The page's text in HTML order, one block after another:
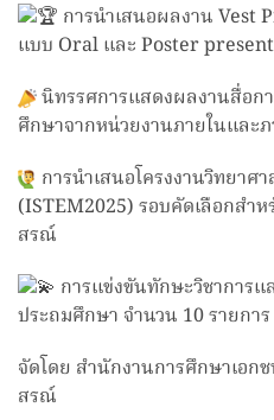
การนำเสนอผลงาน Vest
แบบ Oral และ Poster
นิทรรศการแสดงผลงานสื่อก
ศึกษาจากหน่วยงานภายในและ
การนำเสนอโครงงานวิทยาศ
(ISTEM2025) รอบคัดเลือกสำ
สรณ์
การแข่งขันทักษะวิชาการ
ประถมศึกษา จำนวน 10 รายการ
จัดโดย สำนักงานการศึกษาเอก
สรณ์